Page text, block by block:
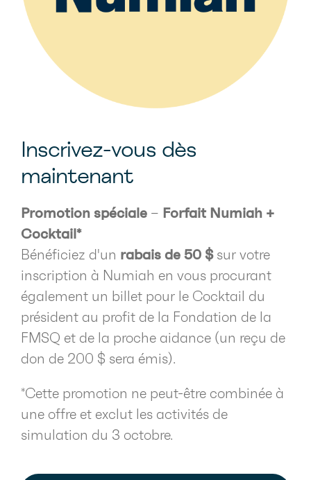
Inscrivez-vous dès
maintenant
Promotion spéciale – Forfait Numiah +
Cocktail*
Bénéficiez d'un rabais de 50 $ sur votre
inscription à Numiah en vous procurant
également un billet pour le Cocktail du
président au profit de la Fondation de la
FMSQ et de la proche aidance (un reçu de
don de 200 $ sera émis).
*Cette promotion ne peut-être combinée à
une offre et exclut les activités de
simulation du 3 octobre.